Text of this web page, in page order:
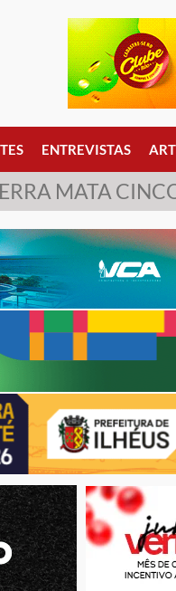
ENTREVISTAS
MATA